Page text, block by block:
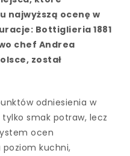
najwyższą ocenę w
Bottiglieria 1881
chef Andrea
został
odniesienia w
smak potraw, lecz
ocen
poziom kuchni,